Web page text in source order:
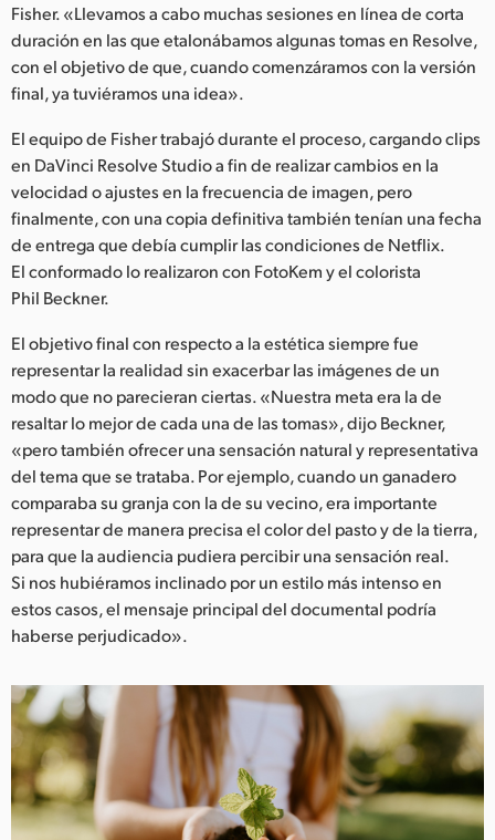
Fisher. «Llevamos a cabo muchas sesiones en línea de corta
duración en las que etalonábamos algunas tomas en Resolve,
con el objetivo de que, cuando comenzáramos con la versión
final, ya tuviéramos una idea».
El equipo de Fisher trabajó durante el proceso, cargando clips
en DaVinci Resolve Studio a fin de realizar cambios en la
velocidad o ajustes en la frecuencia de imagen, pero
finalmente, con una copia definitiva también tenían una fecha
de entrega que debía cumplir las condiciones de Netflix.
El conformado lo realizaron con FotoKem y el colorista
Phil Beckner.
El objetivo final con respecto a la estética siempre fue
representar la realidad sin exacerbar las imágenes de un
modo que no parecieran ciertas. «Nuestra meta era la de
resaltar lo mejor de cada una de las tomas», dijo Beckner,
«pero también ofrecer una sensación natural y representativa
del tema que se trataba. Por ejemplo, cuando un ganadero
comparaba su granja con la de su vecino, era importante
representar de manera precisa el color del pasto y de la tierra,
para que la audiencia pudiera percibir una sensación real.
Si nos hubiéramos inclinado por un estilo más intenso en
estos casos, el mensaje principal del documental podría
haberse perjudicado».